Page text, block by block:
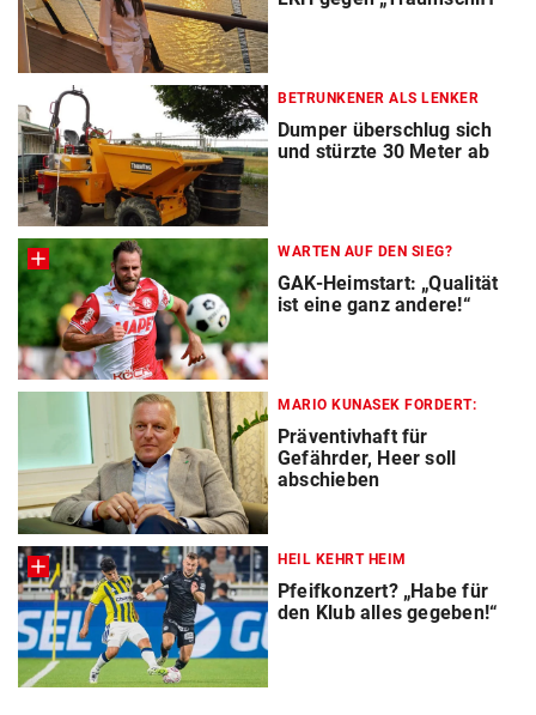
BETRUNKENER ALS LENKER
Dumper überschlug sich
und stürzte 30 Meter ab
WARTEN AUF DEN SIEG?
GAK-Heimstart: „Qualität
ist eine ganz andere!“
MARIO KUNASEK FORDERT:
Präventivhaft für
Gefährder, Heer soll
abschieben
HEIL KEHRT HEIM
Pfeifkonzert? „Habe für
den Klub alles gegeben!“